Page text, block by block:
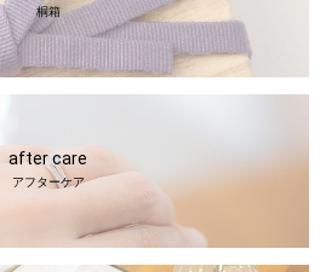
桐箱
after care
アフターケア